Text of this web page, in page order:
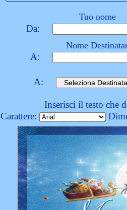
Tuo nome
Da:
Nome
A:
A:
Inserisci il testo che
Carattere: